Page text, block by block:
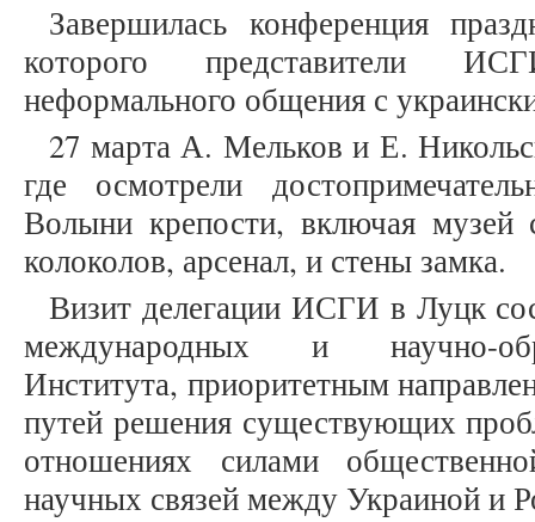
Завершилась конференция
которого представители
неформального общения с
27 марта А. Мельков и Е.
где осмотрели
Волыни крепости, включая музей
колоколов, арсенал, и стены замка.
Визит делегации ИСГИ в Луцк
международных и научно-
Института, приоритетным
путей решения существующих
отношениях силами
научных связей между Украиной и